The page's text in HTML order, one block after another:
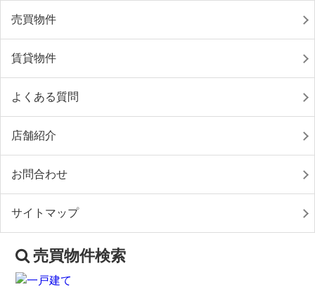
売買物件
賃貸物件
よくある質問
店舗紹介
お問合わせ
サイトマップ
売買物件検索